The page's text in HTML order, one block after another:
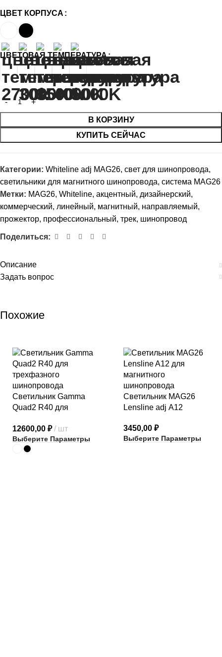
ЦВЕТ КОРПУСА
ЦВЕТОВАЯ ТЕМПЕРАТУРА
В КОРЗИНУ
КУПИТЬ СЕЙЧАС
Категории: Whiteline adj MAG26, свет для шинопровода,
светильники для магнитного шинопровода, система MAG26
Метки: MAG26, Whiteline, акцентный, дизайнерский,
коммерческий, линейный, магнитный, направляемый,
прожектор, профессиональный, трек, шинопровод
Поделиться:
Описание
Задать вопрос
Похожие
Светильник Gamma
Quad2 R40 для
шинопровода
12600,00 ₽ шт
Выберите Параметры
Светильник MAG26
Lensline adj A12
3450,00 ₽
Выберите Параметры